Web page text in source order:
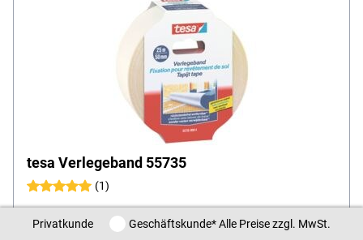
tesa Verlegeband 55735
(1)
reißfest: Ja
beidseitig klebend: Ja
PrivatkundePrivatkunde / Geschäftskunde
Geschäftskunde* Alle Preise zzgl. MwSt.